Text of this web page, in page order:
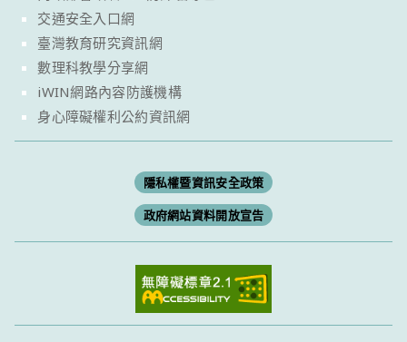
交通安全入口網
臺灣教育研究資訊網
數理科教學分享網
iWIN網路內容防護機構
身心障礙權利公約資訊網
隱私權暨資訊安全政策
政府網站資料開放宣告